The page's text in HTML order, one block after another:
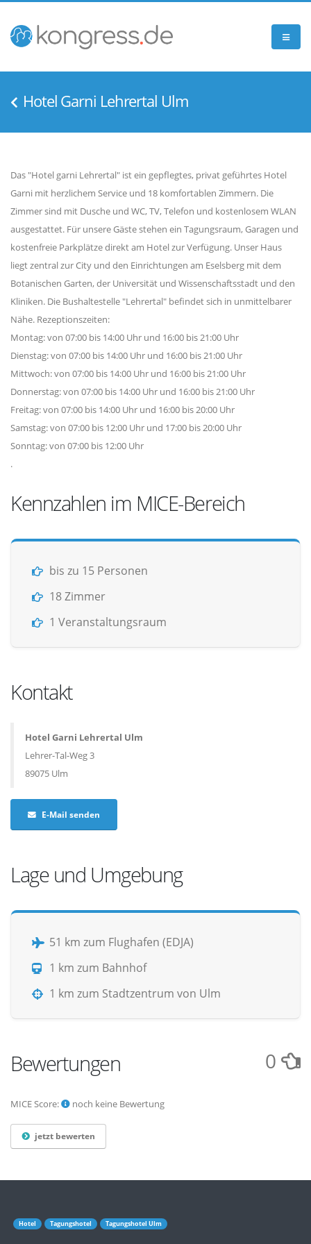
Hotel Garni Lehrertal Ulm
Das "Hotel garni Lehrertal" ist ein gepflegtes, privat geführtes Hotel
Garni mit herzlichem Service und 18 komfortablen Zimmern. Die
Zimmer sind mit Dusche und WC, TV, Telefon und kostenlosem WLAN
ausgestattet. Für unsere Gäste stehen ein Tagungsraum, Garagen und
kostenfreie Parkplätze direkt am Hotel zur Verfügung. Unser Haus
liegt zentral zur City und den Einrichtungen am Eselsberg mit dem
Botanischen Garten, der Universität und Wissenschaftsstadt und den
Kliniken. Die Bushaltestelle "Lehrertal" befindet sich in unmittelbarer
Nähe. Rezeptionszeiten:
Montag: von 07:00 bis 14:00 Uhr und 16:00 bis 21:00 Uhr
Dienstag: von 07:00 bis 14:00 Uhr und 16:00 bis 21:00 Uhr
Mittwoch: von 07:00 bis 14:00 Uhr und 16:00 bis 21:00 Uhr
Donnerstag: von 07:00 bis 14:00 Uhr und 16:00 bis 21:00 Uhr
Freitag: von 07:00 bis 14:00 Uhr und 16:00 bis 20:00 Uhr
Samstag: von 07:00 bis 12:00 Uhr und 17:00 bis 20:00 Uhr
Sonntag: von 07:00 bis 12:00 Uhr
.
Kennzahlen im MICE-Bereich
bis zu 15 Personen
18 Zimmer
1 Veranstaltungsraum
Kontakt
Hotel Garni Lehrertal Ulm
Lehrer-Tal-Weg 3
89075 Ulm
E-Mail senden
Lage und Umgebung
51 km zum Flughafen (EDJA)
1 km zum Bahnhof
1 km zum Stadtzentrum von Ulm
Bewertungen 0
MICE Score: noch keine Bewertung
jetzt bewerten
Hotel Tagungshotel Tagungshotel Ulm